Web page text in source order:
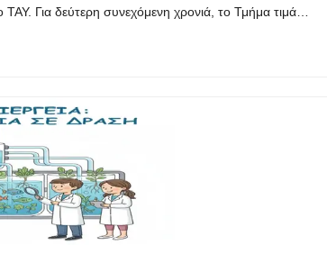
Για δεύτερη συνεχόμενη χρονιά, το Τμήμα τιμά…